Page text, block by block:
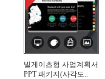
빌게이츠형 사업계획서
PPT 패키지(사각도..